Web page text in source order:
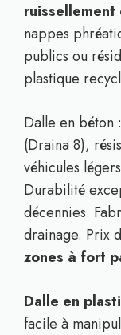
ruissellement
nappes
publics ou
plastique
Dalle en béton
(Draina 8),
véhicules
Durabilité
décennies.
drainage. Prix
zones à fort
Dalle en
facile à